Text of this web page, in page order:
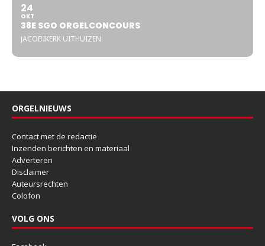
24
OKT
38E SGO ORGELCONCOURS
JACOBIKERK UITHUIZEN
ORGELNIEUWS
Contact met de redactie
Inzenden berichten en materiaal
Adverteren
Disclaimer
Auteursrechten
Colofon
VOLG ONS